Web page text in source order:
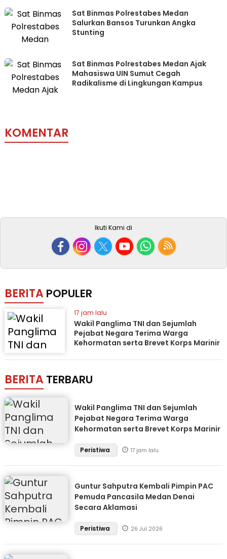
Sat Binmas Polrestabes Medan
Salurkan Bansos Turunkan Angka
Stunting
Sat Binmas Polrestabes Medan Ajak
Mahasiswa UIN Sumut Cegah
Radikalisme di Lingkungan Kampus
KOMENTAR
Ikuti Kami di
BERITA POPULER
17 jam lalu
Wakil Panglima TNI dan Sejumlah
Pejabat Negara Terima Warga
Kehormatan serta Brevet Korps Marinir
BERITA TERBARU
Wakil Panglima TNI dan Sejumlah
Pejabat Negara Terima Warga
Kehormatan serta Brevet Korps Marinir
Peristiwa 17 jam lalu
Guntur Sahputra Kembali Pimpin PAC
Pemuda Pancasila Medan Denai
Secara Aklamasi
Peristiwa 26 Jul 2026